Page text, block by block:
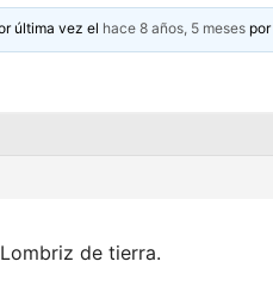
última vez el hace 8 años, 5 mesespor
de tierra.